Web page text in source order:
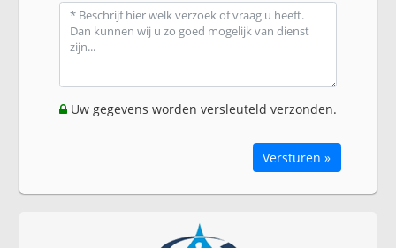
Uw gegevens worden versleuteld verzonden.
Versturen »